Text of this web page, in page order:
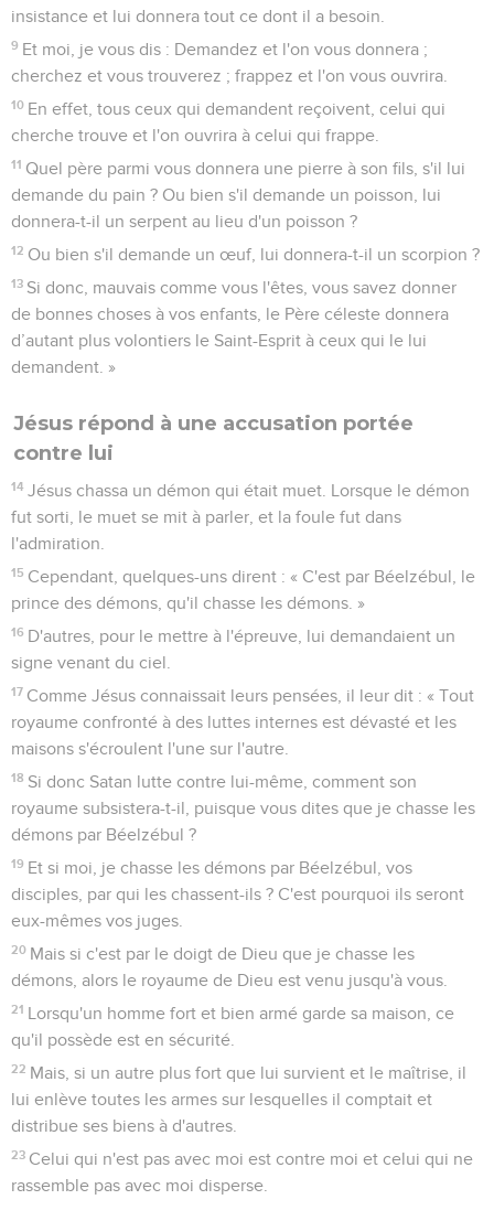
insistance et lui donnera tout ce dont il a besoin.
9 Et moi, je vous dis : Demandez et l'on vous donnera ;
cherchez et vous trouverez ; frappez et l'on vous ouvrira.
10 En effet, tous ceux qui demandent reçoivent, celui qui
cherche trouve et l'on ouvrira à celui qui frappe.
11 Quel père parmi vous donnera une pierre à son fils, s'il lui
demande du pain ? Ou bien s'il demande un poisson, lui
donnera-t-il un serpent au lieu d'un poisson ?
12 Ou bien s'il demande un œuf, lui donnera-t-il un scorpion ?
13 Si donc, mauvais comme vous l'êtes, vous savez donner
de bonnes choses à vos enfants, le Père céleste donnera
d’autant plus volontiers le Saint-Esprit à ceux qui le lui
demandent. »
Jésus répond à une accusation portée
contre lui
14 Jésus chassa un démon qui était muet. Lorsque le démon
fut sorti, le muet se mit à parler, et la foule fut dans
l'admiration.
15 Cependant, quelques-uns dirent : « C'est par Béelzébul, le
prince des démons, qu'il chasse les démons. »
16 D'autres, pour le mettre à l'épreuve, lui demandaient un
signe venant du ciel.
17 Comme Jésus connaissait leurs pensées, il leur dit : « Tout
royaume confronté à des luttes internes est dévasté et les
maisons s'écroulent l'une sur l'autre.
18 Si donc Satan lutte contre lui-même, comment son
royaume subsistera-t-il, puisque vous dites que je chasse les
démons par Béelzébul ?
19 Et si moi, je chasse les démons par Béelzébul, vos
disciples, par qui les chassent-ils ? C'est pourquoi ils seront
eux-mêmes vos juges.
20 Mais si c'est par le doigt de Dieu que je chasse les
démons, alors le royaume de Dieu est venu jusqu'à vous.
21 Lorsqu'un homme fort et bien armé garde sa maison, ce
qu'il possède est en sécurité.
22 Mais, si un autre plus fort que lui survient et le maîtrise, il
lui enlève toutes les armes sur lesquelles il comptait et
distribue ses biens à d'autres.
23 Celui qui n'est pas avec moi est contre moi et celui qui ne
rassemble pas avec moi disperse.